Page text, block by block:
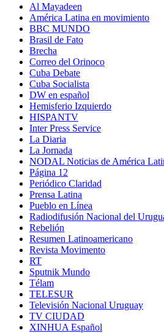
Al Mayadeen
América Latina en movimiento
BBC MUNDO
Brasil de Fato
Brecha
Correo del Orinoco
Cuba Debate
Cuba Socialista
DW en español
Hemisferio Izquierdo
HISPANTV
Inter Press Service
La Diaria
La Jornada
NODAL Noticias de América
Página 12
Periódico Claridad
Prensa Latina
Pueblo en Línea
Radiodifusión Nacional del
Rebelión
Resumen Latinoamericano
Revista Movimento
RT
Sputnik Mundo
Télam
TELESUR
Televisión Nacional Uruguay
TV CIUDAD
XINHUA Español